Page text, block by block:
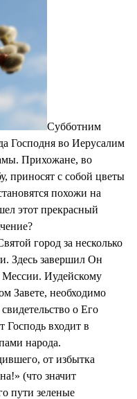
Субботним
Господня во Иерусалим
Прихожане, во
приносят с собой цветы
похожи на
этот прекрасный
город за несколько
Здесь завершил Он
Мессии. Иудейскому
Завете, необходимо
о Его
Господь входит в
народа.
от избытка
(что значит
пути зеленые